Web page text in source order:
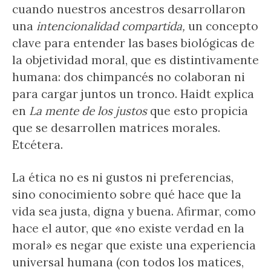
cuando nuestros ancestros desarrollaron
una intencionalidad compartida, un concepto
clave para entender las bases biológicas de
la objetividad moral, que es distintivamente
humana: dos chimpancés no colaboran ni
para cargar juntos un tronco. Haidt explica
en La mente de los justosque esto propicia
que se desarrollen matrices morales.
Etcétera.
La ética no es ni gustos ni preferencias,
sino conocimiento sobre qué hace que la
vida sea justa, digna y buena. Afirmar, como
hace el autor, que «no existe verdad en la
moral» es negar que existe una experiencia
universal humana (con todos los matices,